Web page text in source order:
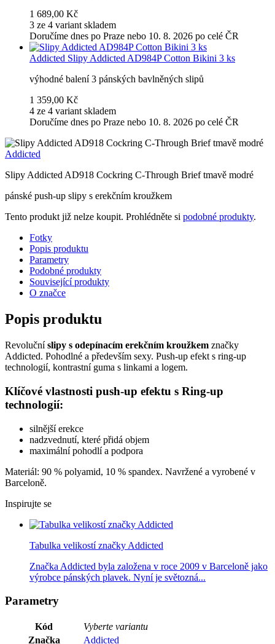
1 689,00 Kč
3 ze 4 variant skladem
Doručíme dnes po Praze nebo 10. 8. 2026 po celé ČR
Addicted Slipy Addicted AD984P Cotton Bikini 3 ks
výhodné balení 3 pánských bavlněných slipů
1 359,00 Kč
4 ze 4 variant skladem
Doručíme dnes po Praze nebo 10. 8. 2026 po celé ČR
Addicted
Slipy Addicted AD918 Cockring C-Through Brief tmavě modré
pánské push-up slipy s erekčním kroužkem
Tento produkt již nelze koupit. Prohlédněte si podobné produkty.
Fotky
Popis produktu
Parametry
Podobné produkty
Související produkty
O značce
Popis produktu
Revolučníslipy s odepínacím erekčním kroužkem značky
Addicted. Pohodlné a především sexy. Push-up efekt s ring-up
technologií, kontrastní guma s linkami a logem.
Klíčové vlastnosti push-up efektu s Ring-up
technologií:
silnější erekce
nadzvednutí, které přidá objem
maximální pohodlí a podpora
Materiál: 90 % polyamid, 10 % spandex. Navržené a vyrobené v
Barceloně.
Inspirujte se
Tabulka velikostí značky Addicted
Značka Addicted byla založena v roce 2009 v Barceloně jako
výrobce pánských plavek. Nyní je světozná...
Parametry
Kód
Vyberte variantu
Značka
Addicted